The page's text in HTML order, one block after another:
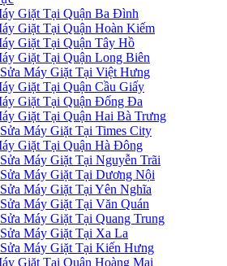
Giặt Tại Quận Ba Đình
Giặt Tại Quận Hoàn Kiếm
Giặt Tại Quận Tây Hồ
Giặt Tại Quận Long Biên
Sửa Máy Giặt Tại Việt Hưng
Giặt Tại Quận Cầu Giấy
Giặt Tại Quận Đống Đa
Giặt Tại Quận Hai Bà Trưng
Sửa Máy Giặt Tại Times City
Giặt Tại Quận Hà Đông
Sửa Máy Giặt Tại Nguyễn Trãi
Sửa Máy Giặt Tại Dương Nội
Sửa Máy Giặt Tại Yên Nghĩa
Sửa Máy Giặt Tại Văn Quán
Sửa Máy Giặt Tại Quang Trung
Sửa Máy Giặt Tại Xa La
Sửa Máy Giặt Tại Kiến Hưng
Giặt Tại Quận Hoàng Mai